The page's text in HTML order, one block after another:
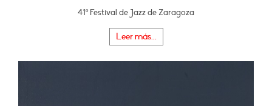
41º Festival de Jazz de Zaragoza
Leer más...